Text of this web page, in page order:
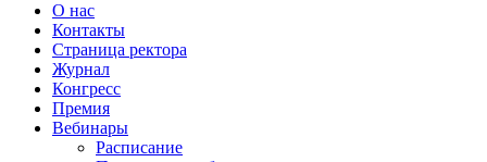
О нас
Контакты
Страница ректора
Журнал
Конгресс
Премия
Вебинары
Расписание